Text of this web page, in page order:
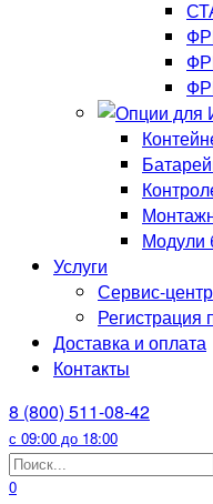
Модули
Услуги
Сервис-центр
Регистрация
Доставка и оплата
Контакты
8 (800) 511-08-42
с 09:00 до 18:00
Search
for:
0